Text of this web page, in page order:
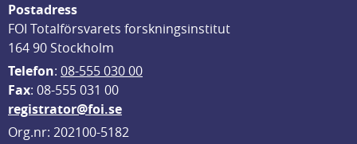
Postadress
FOI Totalförsvarets forskningsinstitut
164 90 Stockholm
Telefon: 08-555 030 00
Fax: 08-555 031 00
registrator@foi.se
Org.nr: 202100-5182